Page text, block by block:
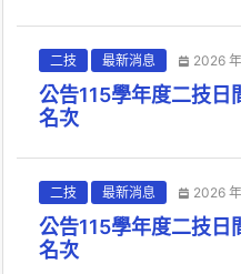
二技 最新消息 2026
公告115學年度二技日
名次
二技 最新消息 2026
公告115學年度二技日
名次